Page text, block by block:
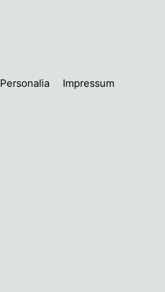
Personalia Impressum